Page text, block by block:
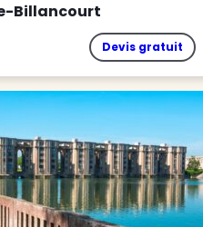
Billancourt
Devis gratuit